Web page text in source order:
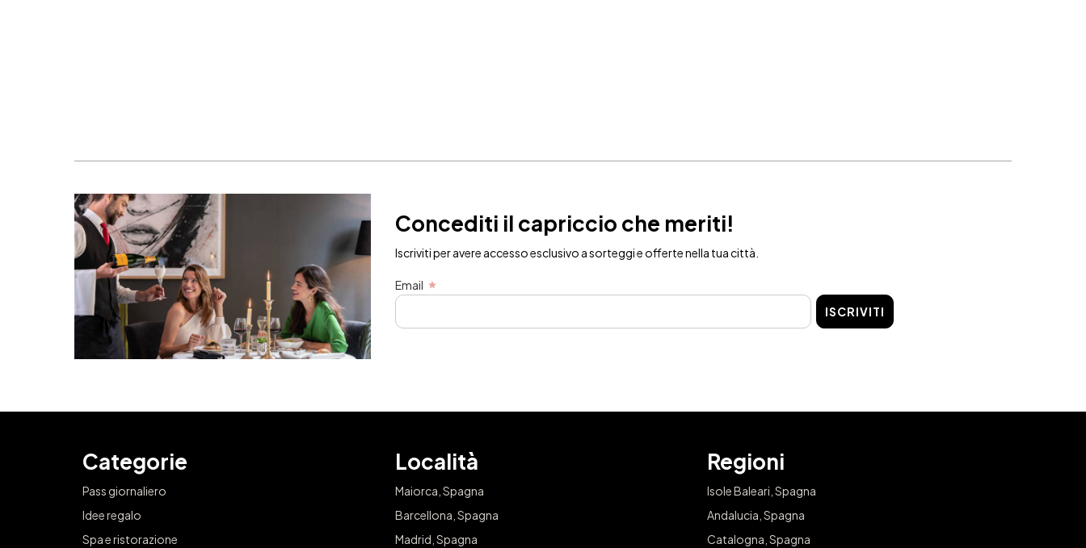
Concediti il capriccio che meriti!
Iscriviti per avere accesso esclusivo a sorteggi e offerte nella tua città.
Email
ISCRIVITI
Categorie
Pass giornaliero
Idee regalo
Spa e ristorazione
Località
Maiorca, Spagna
Barcellona, Spagna
Madrid, Spagna
Regioni
Isole Baleari, Spagna
Andalucia, Spagna
Catalogna, Spagna